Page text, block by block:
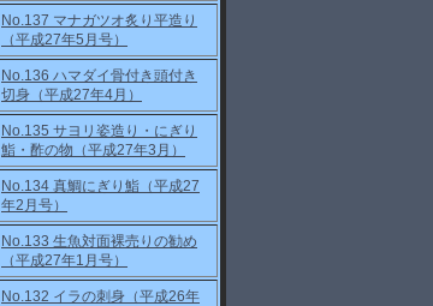
No.137 マナガツオ炙り平造り
（平成27年5月号）
No.136 ハマダイ骨付き頭付き
切身（平成27年4月）
No.135 サヨリ姿造り・にぎり
鮨・酢の物（平成27年3月）
No.134 真鯛にぎり鮨（平成27
年2月号）
No.133 生魚対面裸売りの勧め
（平成27年1月号）
No.132 イラの刺身（平成26年